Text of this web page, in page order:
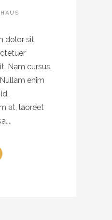
dolor sit
Nam cursus.
enim
at, laoreet